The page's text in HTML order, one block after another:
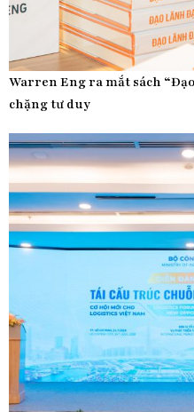
Warren Eng ra mắt sách
chặng tư duy